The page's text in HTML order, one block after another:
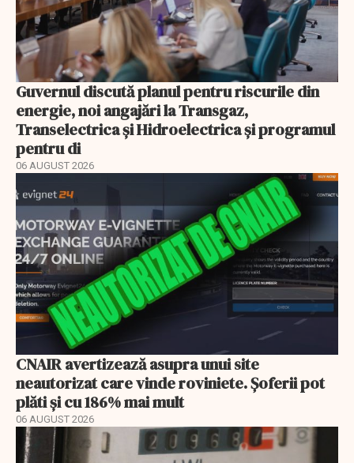
Guvernul discută planul pentru riscurile din
energie, noi angajări la Transgaz,
Transelectrica și Hidroelectrica și programul
pentru di
06 AUGUST 2026
CNAIR avertizează asupra unui site
neautorizat care vinde roviniete. Șoferii pot
plăti și cu 186% mai mult
06 AUGUST 2026